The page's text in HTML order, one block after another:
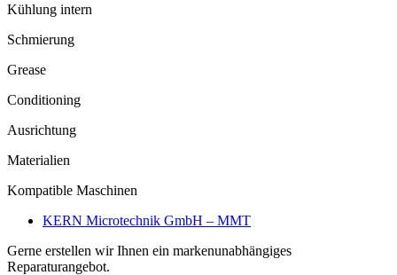
Kühlung intern
Schmierung
Grease
Conditioning
Ausrichtung
Materialien
Kompatible Maschinen
KERN Microtechnik GmbH – MMT
Gerne erstellen wir Ihnen ein markenunabhängiges
Reparaturangebot.